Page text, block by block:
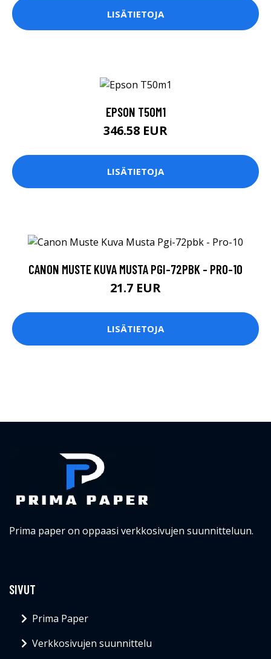
LISÄTIETOJA
EPSON T50M1
346.58 EUR
LISÄTIETOJA
CANON MUSTE KUVA MUSTA PGI-72PBK - PRO-10
21.7 EUR
LISÄTIETOJA
Prima paper on oppaasi verkkosivujen suunnitteluun.
SIVUT
Prima Paper
Verkkosivujen suunnittelu